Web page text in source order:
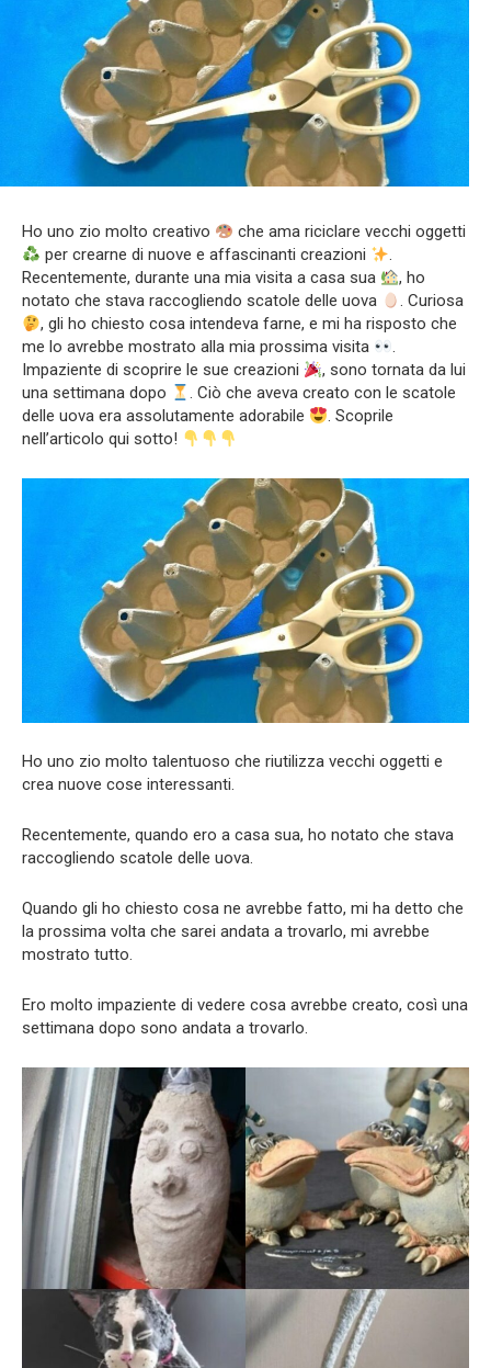
Ho uno zio molto creativo
che ama riciclare vecchi oggetti
per crearne di nuove e affascinanti creazioni
.
Recentemente, durante una mia visita a casa sua
, ho
notato che stava raccogliendo scatole delle uova
. Curiosa
, gli ho chiesto cosa intendeva farne, e mi ha risposto che
me lo avrebbe mostrato alla mia prossima visita
.
Impaziente di scoprire le sue creazioni
, sono tornata da lui
una settimana dopo
. Ciò che aveva creato con le scatole
delle uova era assolutamente adorabile
. Scoprile
nell’articolo qui sotto!
Ho uno zio molto talentuoso che riutilizza vecchi oggetti e
crea nuove cose interessanti.
Recentemente, quando ero a casa sua, ho notato che stava
raccogliendo scatole delle uova.
Quando gli ho chiesto cosa ne avrebbe fatto, mi ha detto che
la prossima volta che sarei andata a trovarlo, mi avrebbe
mostrato tutto.
Ero molto impaziente di vedere cosa avrebbe creato, così una
settimana dopo sono andata a trovarlo.